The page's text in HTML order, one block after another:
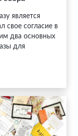
является
свое согласие в
два основных
для